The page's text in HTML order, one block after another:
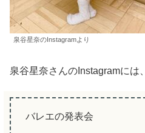
泉谷星奈のInstagramより
泉谷星奈さんのInstagramには、
バレエの発表会